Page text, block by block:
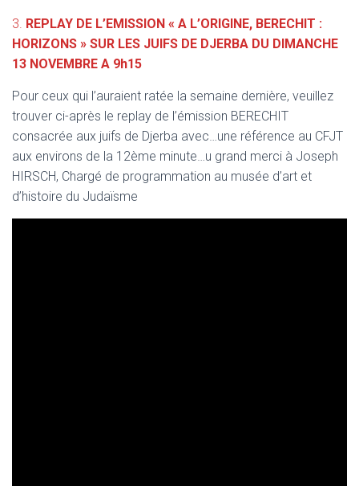
3. REPLAY DE L’EMISSION « A L’ORIGINE, BERECHIT :
HORIZONS » SUR LES JUIFS DE DJERBA DU DIMANCHE
13 NOVEMBRE A 9h15
Pour ceux qui l’auraient ratée la semaine dernière, veuillez
trouver ci-après le replay de l’émission BERECHIT
consacrée aux juifs de Djerba avec…une référence au CFJT
aux environs de la 12ème minute…u grand merci à Joseph
HIRSCH, Chargé de programmation au musée d’art et
d’histoire du Judaïsme